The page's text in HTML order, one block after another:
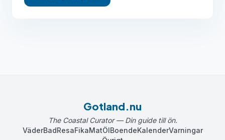
Gotland.nu
The Coastal Curator — Din guide till ön.
VäderBadResaFikaMatÖlBoendeKalenderVarningar